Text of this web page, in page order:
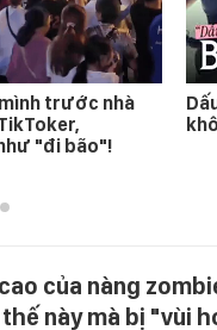
trước nhà
"đi bão"!
của nàng
này mà bị "vùi